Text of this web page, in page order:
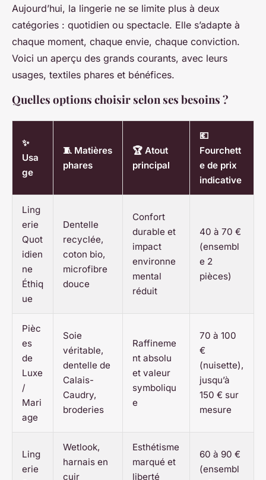
Aujourd’hui, la lingerie ne se limite plus à deux
catégories : quotidien ou spectacle. Elle s’adapte à
chaque moment, chaque envie, chaque conviction.
Voici un aperçu des grands courants, avec leurs
usages, textiles phares et bénéfices.
Quelles options choisir selon ses besoins ?
✨
Usa
ge
🧵 Matières
phares
🏆 Atout
principal
💶
Fourchett
e de prix
indicative
Ling
erie
Quot
idien
ne
Éthiq
ue
Dentelle
recyclée,
coton bio,
microfibre
douce
Confort
durable et
impact
environne
mental
réduit
40 à 70 €
(ensembl
e 2
pièces)
Pièc
es
de
Luxe
/
Mari
age
Soie
véritable,
dentelle de
Calais-
Caudry,
broderies
Raffineme
nt absolu
et valeur
symboliqu
e
70 à 100
€
(nuisette),
jusqu’à
150 € sur
mesure
Ling
erie
Wetlook,
harnais en
cuir
Esthétisme
marqué et
liberté
60 à 90 €
(ensembl